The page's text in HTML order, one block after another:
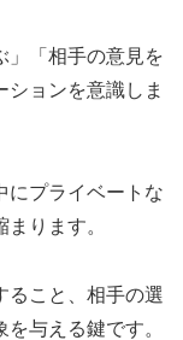
」「相手の意見を
ションを意識しま
にプライベートな
ります。
ること、相手の選
与える鍵です。